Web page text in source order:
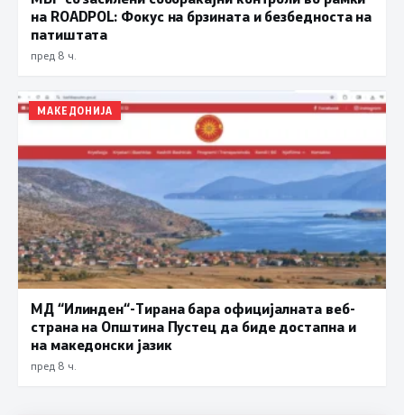
на ROADPOL: Фокус на брзината и безбедноста на
патиштата
пред 8 ч.
МАКЕДОНИЈА
МД “Илинден“-Тирана бара официјалната веб-
страна на Општина Пустец да биде достапна и
на македонски јазик
пред 8 ч.